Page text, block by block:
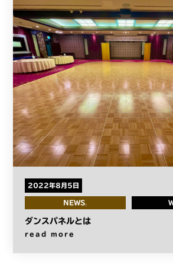
2022年8月5日
NEWS
ダンスパネルとは
read more